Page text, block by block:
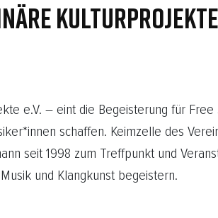
e.V. – eint die Begeisterung für
schaffen. Keimzelle des
seit 1998 zum Treffpunkt und
und Klangkunst begeistern.